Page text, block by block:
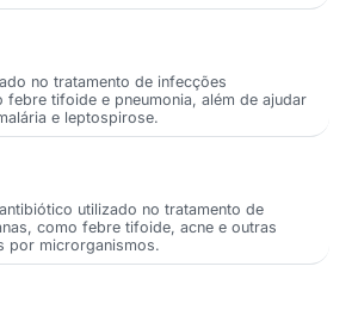
no tratamento de infecções
febre tifoide e pneumonia, além de ajudar
e leptospirose.
utilizado no tratamento de
como febre tifoide, acne e outras
por microrganismos.